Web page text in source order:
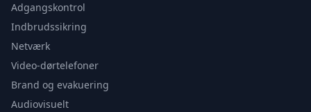
Adgangskontrol
Indbrudssikring
Netværk
Video-dørtelefoner
Brand og evakuering
Audiovisuelt